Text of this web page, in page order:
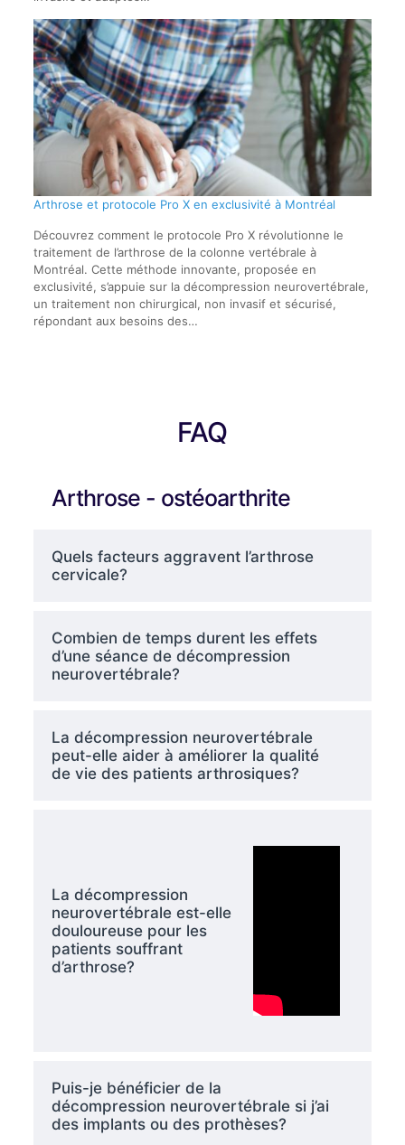
Arthrose et protocole Pro X en exclusivité à Montréal
Découvrez comment le protocole Pro X révolutionne le
traitement de l’arthrose de la colonne vertébrale à
Montréal. Cette méthode innovante, proposée en
exclusivité, s’appuie sur la décompression neurovertébrale,
un traitement non chirurgical, non invasif et sécurisé,
répondant aux besoins des…
FAQ
Arthrose - ostéoarthrite
Quels facteurs aggravent l’arthrose
cervicale?
Combien de temps durent les effets
d’une séance de décompression
neurovertébrale?
La décompression neurovertébrale
peut-elle aider à améliorer la qualité
de vie des patients arthrosiques?
La décompression
neurovertébrale est-elle
douloureuse pour les
patients souffrant
d’arthrose?
Puis-je bénéficier de la
décompression neurovertébrale si j’ai
des implants ou des prothèses?